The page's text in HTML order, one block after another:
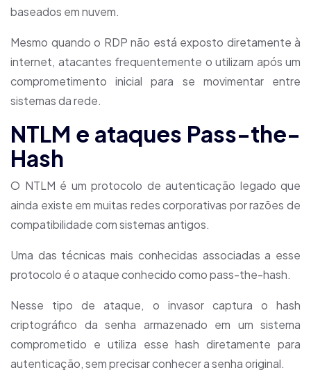
baseados em nuvem.
Mesmo quando o RDP não está exposto diretamente à
internet, atacantes frequentemente o utilizam após um
comprometimento inicial para se movimentar entre
sistemas da rede.
NTLM e ataques Pass-the-
Hash
O NTLM é um protocolo de autenticação legado que
ainda existe em muitas redes corporativas por razões de
compatibilidade com sistemas antigos.
Uma das técnicas mais conhecidas associadas a esse
protocolo é o ataque conhecido como pass-the-hash.
Nesse tipo de ataque, o invasor captura o hash
criptográfico da senha armazenado em um sistema
comprometido e utiliza esse hash diretamente para
autenticação, sem precisar conhecer a senha original.